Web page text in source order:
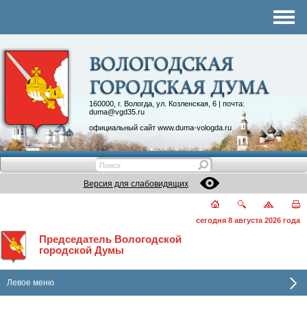
160000, г. Вологда, ул. Козленская, 6 | почта:
duma@vgd35.ru
официальный сайт www.duma-vologda.ru
Контакты
Депутатские объединения
Версия для слабовидящих
сегодня 8 августа 2026 года
Председатель Вологодской
городской Думы
Левое меню